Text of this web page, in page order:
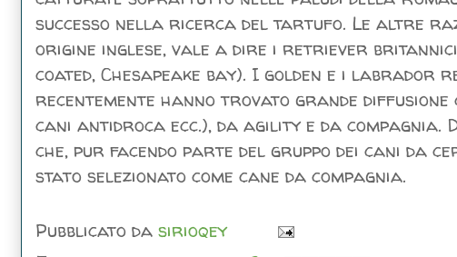
successo nella ricerca del tartufo. Le altre
origine inglese, vale a dire i retriever
coated, Chesapeake bay). I golden e i labrador
recentemente hanno trovato grande diffusione
cani antidroca ecc.), da agility e da
che, pur facendo parte del gruppo dei cani da
stato selezionato come cane da compagnia.
Pubblicato da sirioqey